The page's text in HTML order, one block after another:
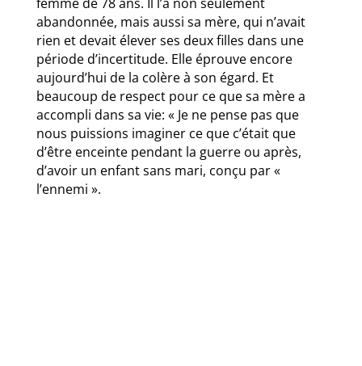
femme de 78 ans. Il l’a non seulement
abandonnée, mais aussi sa mère, qui n’avait
rien et devait élever ses deux filles dans une
période d’incertitude. Elle éprouve encore
aujourd’hui de la colère à son égard. Et
beaucoup de respect pour ce que sa mère a
accompli dans sa vie: « Je ne pense pas que
nous puissions imaginer ce que c’était que
d’être enceinte pendant la guerre ou après,
d’avoir un enfant sans mari, conçu par «
l’ennemi ».